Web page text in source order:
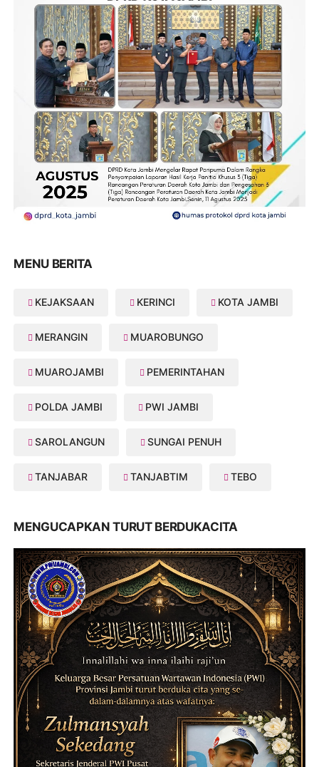
MENU BERITA
KEJAKSAAN KERINCI KOTA JAMBI
MERANGIN MUAROBUNGO
MUAROJAMBI PEMERINTAHAN
POLDA JAMBI PWI JAMBI
SAROLANGUN SUNGAI PENUH
TANJABAR TANJABTIM TEBO
MENGUCAPKAN TURUT BERDUKACITA